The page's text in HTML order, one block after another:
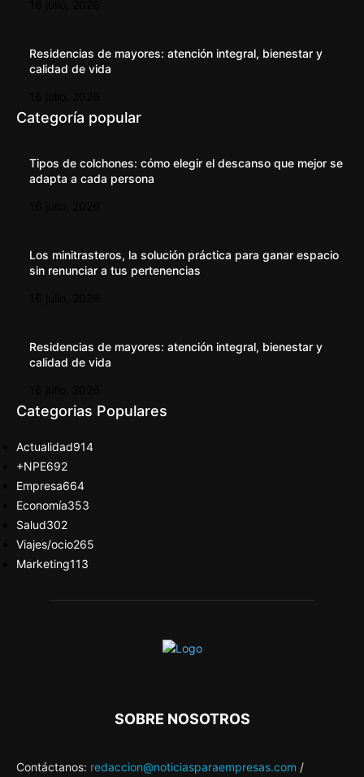
Residencias de mayores: atención integral, bienestar y
calidad de vida
Categoría popular
Tipos de colchones: cómo elegir el descanso que mejor se
adapta a cada persona
Los minitrasteros, la solución práctica para ganar espacio
sin renunciar a tus pertenencias
Residencias de mayores: atención integral, bienestar y
calidad de vida
Categorias Populares
Actualidad914
+NPE692
Empresa664
Economía353
Salud302
Viajes/ocio265
Marketing113
SOBRE NOSOTROS
Contáctanos: redaccion@noticiasparaempresas.com /